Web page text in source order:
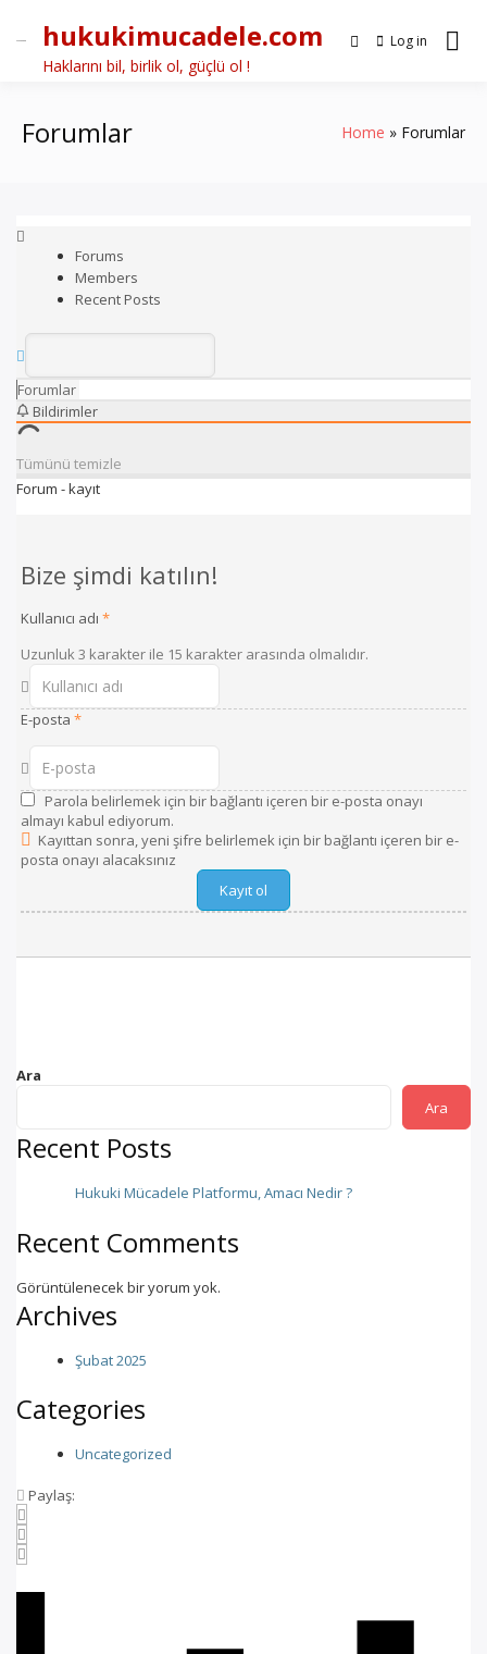
contenthukukimucadele.com
Haklarını bil, birlik ol, güçlü ol !
Log in
Forumlar Home Forumlar
Forums
Members
Recent Posts
Forumlar
Bildirimler
Tümünü temizle
Forum - kayıt
Bize şimdi katılın!
Kullanıcı adı*
Uzunluk 3 karakter ile 15 karakter arasında olmalıdır.
E-posta*
Parola belirlemek için bir bağlantı içeren bir e-posta onayı
almayı kabul ediyorum.
Kayıttan sonra, yeni şifre belirlemek için bir bağlantı içeren bir e-
posta onayı alacaksınız
Ara
Ara
Recent Posts
Hukuki Mücadele Platformu, Amacı Nedir ?
Recent Comments
Görüntülenecek bir yorum yok.
Archives
Şubat 2025
Categories
Uncategorized
Paylaş: